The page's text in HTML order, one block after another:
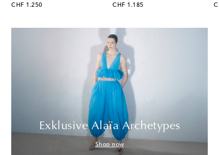
CHF 1.250
original price
CHF 1.185
original price
Exklusive Alaïa Archetypes
Shop now